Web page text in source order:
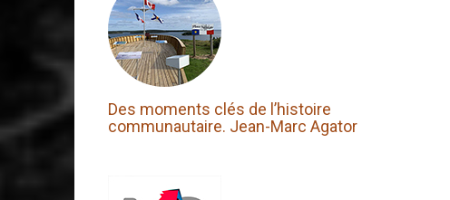
Des moments clés de l’histoire
communautaire. Jean-Marc Agator